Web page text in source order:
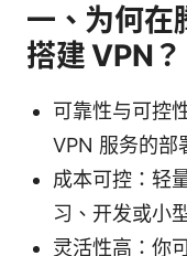
一、为何在
搭建 VPN？
可靠性与可控
VPN 服务的部
成本可控：轻
习、开发或小
灵活性高：你